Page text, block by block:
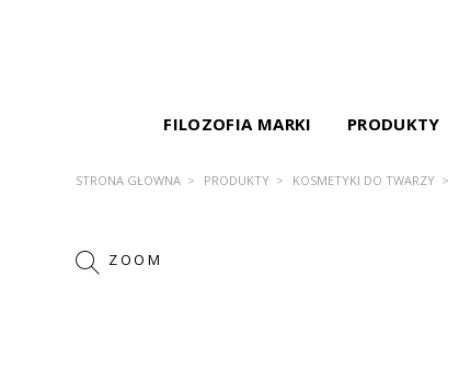
FILOZOFIA MARKI PRODUKTY
STRONA GŁÓWNA PRODUKTY KOSMETYKI DO TWARZY
ZOOM